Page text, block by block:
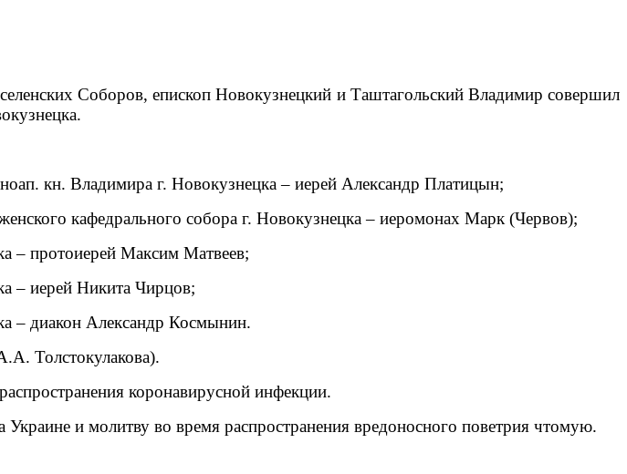
Соборов, епископ Новокузнецкий и Таштагольский Владимир совершил
кн. Владимира г. Новокузнецка – иерей Александр Платицын;
кафедрального собора г. Новокузнецка – иеромонах Марк (Червов);
– протоиерей Максим Матвеев;
– иерей Никита Чирцов;
– диакон Александр Космынин.
Толстокулакова).
коронавирусной инфекции.
и молитву во время распространения вредоносного поветрия чтомую.